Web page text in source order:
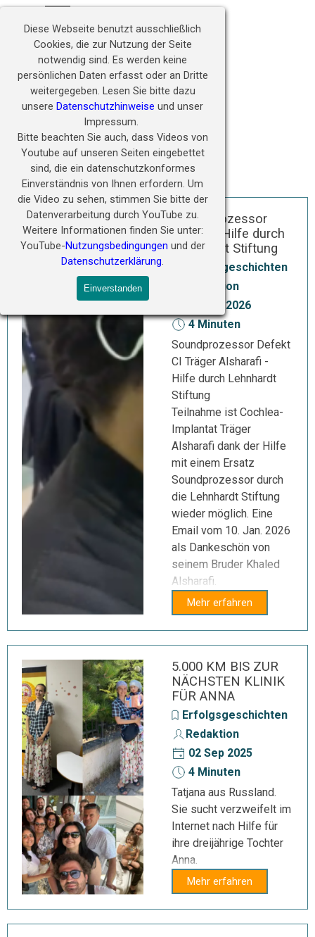
Diese Webseite benutzt ausschließlich
Cookies, die zur Nutzung der Seite
notwendig sind. Es werden keine
persönlichen Daten erfasst oder an Dritte
weitergegeben. Lesen Sie bitte dazu
unsere Datenschutzhinweise und unser
Impressum.
Bitte beachten Sie auch, dass Videos von
Youtube auf unseren Seiten eingebettet
sind, die ein datenschutzkonformes
Einverständnis von Ihnen erfordern. Um
die Video zu sehen, stimmen Sie bitte der
Datenverarbeitung durch YouTube zu.
Weitere Informationen finden Sie unter:
YouTube-Nutzungsbedingungen und der
Datenschutzerklärung.
Einverstanden
Direkt zum Seiteninhalt
Zukunft ermöglichen
Soundprozessor
Defekt - Hilfe durch
Lehnhardt Stiftung
Erfolgsgeschichten
Redaktion
14 Jan 2026
4 Minuten
Soundprozessor Defekt
CI Träger Alsharafi -
Hilfe durch Lehnhardt
Stiftung
Teilnahme ist Cochlea-
Implantat Träger
Alsharafi dank der Hilfe
mit einem Ersatz
Soundprozessor durch
die Lehnhardt Stiftung
wieder möglich. Eine
Email vom 10. Jan. 2026
als Dankeschön von
seinem Bruder Khaled
Alsharafi.
Mehr erfahren
5.000 KM BIS ZUR
NÄCHSTEN KLINIK
FÜR ANNA
Erfolgsgeschichten
Redaktion
02 Sep 2025
4 Minuten
Tatjana aus Russland.
Sie sucht verzweifelt im
Internet nach Hilfe für
ihre dreijährige Tochter
Anna.
Mehr erfahren